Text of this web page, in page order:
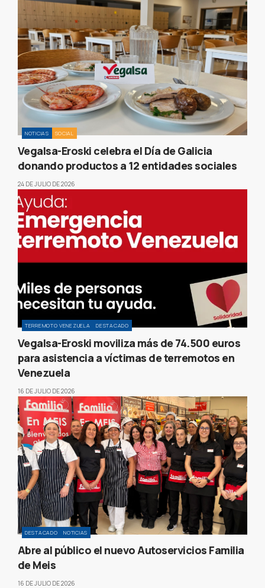
NOTICIAS SOCIAL
Vegalsa-Eroski celebra el Día de Galicia
donando productos a 12 entidades sociales
24 DE JULIO DE 2026
TERREMOTO VENEZUELA DESTACADO
Vegalsa-Eroski moviliza más de 74.500 euros
para asistencia a víctimas de terremotos en
Venezuela
16 DE JULIO DE 2026
DESTACADO NOTICIAS
Abre al público el nuevo Autoservicios Familia
de Meis
16 DE JULIO DE 2026